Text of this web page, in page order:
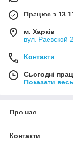
Працює з
м. Харків
вул. Раевской
Контакти
Сьогодні
Показати
Про нас
Контакти